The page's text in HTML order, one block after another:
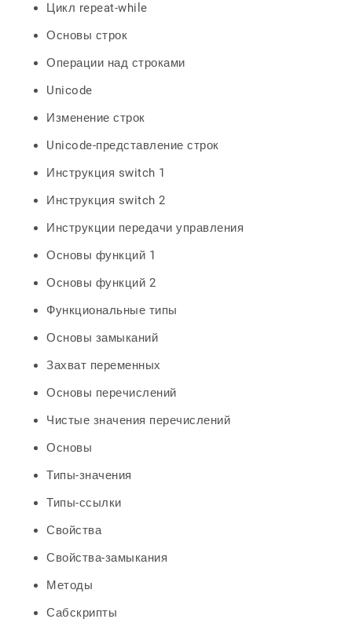
Цикл repeat-while
Основы строк
Операции над строками
Unicode
Изменение строк
Unicode-представление строк
Инструкция switch 1
Инструкция switch 2
Инструкции передачи управления
Основы функций 1
Основы функций 2
Функциональные типы
Основы замыканий
Захват переменных
Основы перечислений
Чистые значения перечислений
Основы
Типы-значения
Типы-ссылки
Свойства
Свойства-замыкания
Методы
Сабскрипты